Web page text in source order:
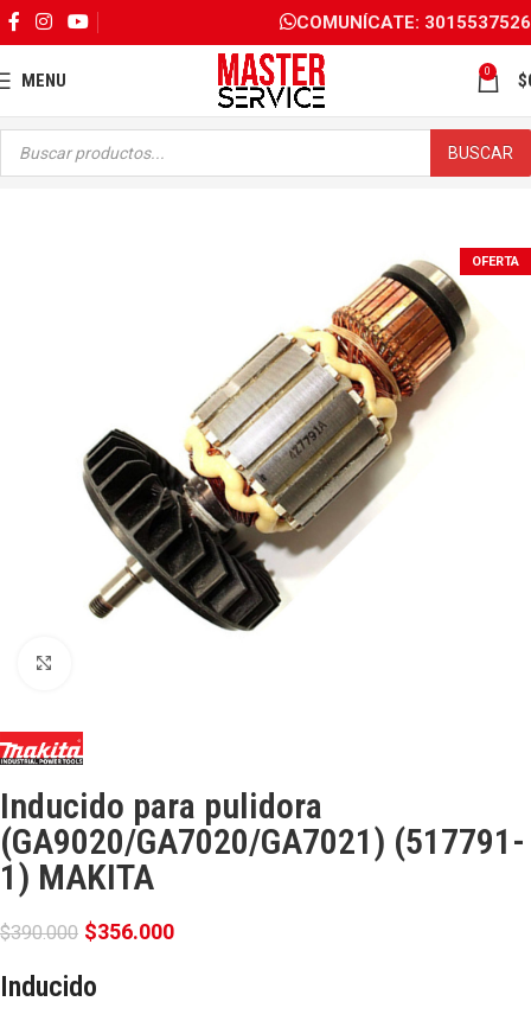
COMUNÍCATE: 3015537526
MENU 0 $
BUSCAR
OFERTA
Inducido para pulidora
(GA9020/GA7020/GA7021) (517791-
1) MAKITA
$390.000 $356.000
Inducido